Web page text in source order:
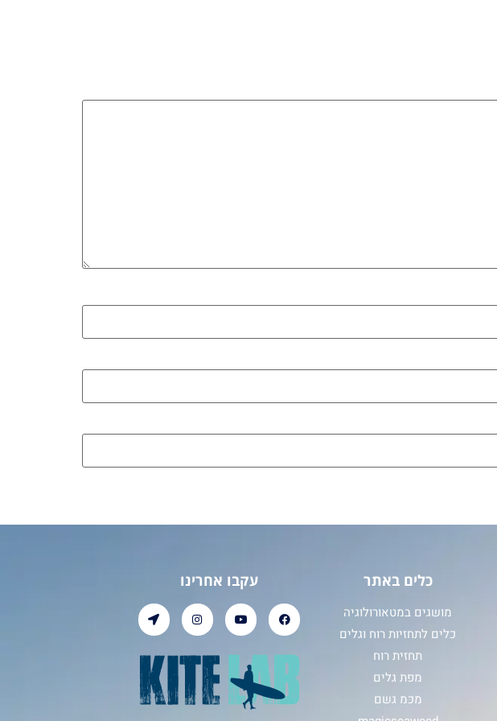
כלים באתר
מושגים במטאורולוגיה
כלים לתחזיות רוח וגלים
תחזית רוח
מפת גלים
מכמ גשם
עקבו אחרינו